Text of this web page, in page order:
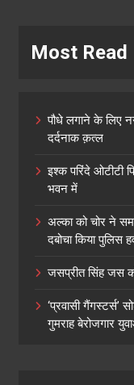
Most Read
पौधे लगाने के लिए
दर्दनाक क़त्ल
इश्क परिंदे ओटीटी
भवन में
अल्का को चोर ने
दबोचा किया पुलिस
जसप्रीत सिंह जस
‘प्रवासी गैंगस्टर्स’
गुमराह बेरोजगार